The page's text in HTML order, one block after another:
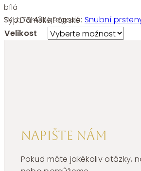
bílá
SKU:TS143Kategorie: Snubní
Typ:Dámské,Pánské
Velikost
Napište nám
Pokud máte jakékoliv otázky,